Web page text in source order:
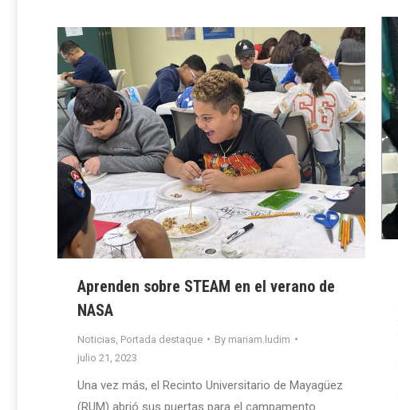
Aprenden sobre STEAM en el verano de
NASA
Noticias Portada destaque By mariam.ludim
julio 21, 2023
Una vez más, el Recinto Universitario de Mayagüez
(RUM) abrió sus puertas para el campamento